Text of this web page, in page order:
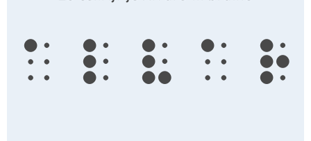
a l v a r